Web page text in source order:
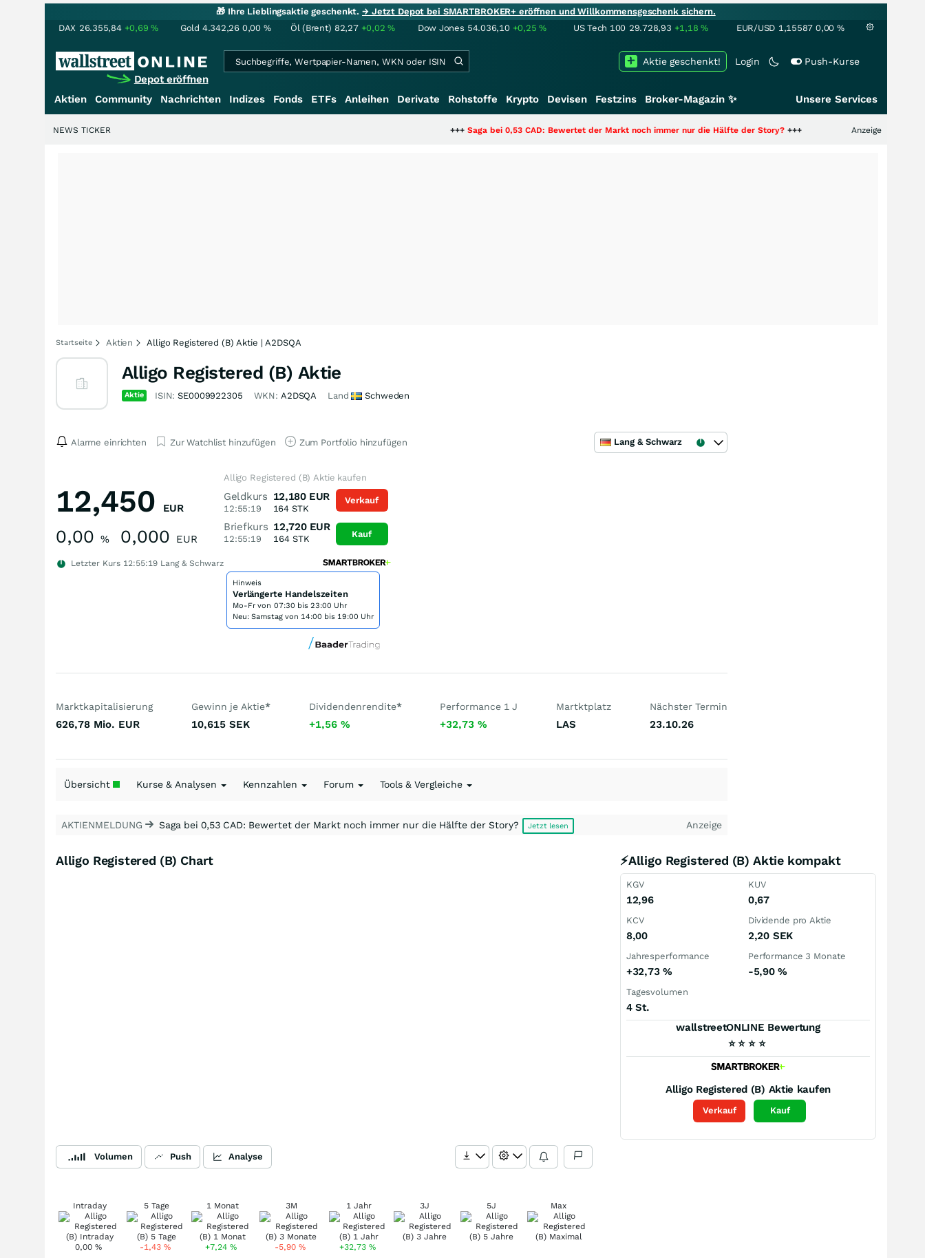
🎁 Ihre Lieblingsaktie geschenkt.→ Jetzt Depot bei SMARTBROKER+ eröffnen und Willkommensgeschenk sichern.
DAX 26.355,84 +0,69% Gold 4.342,26 0,00 % Öl (Brent) 82,27 +0,02% Dow Jones 54.036,10 +0,25% US Tech 100 29.728,93 +1,18% EUR/USD 1,15587 0,00 %
Depot eröffnen
Login Push-Kurse
Aktie geschenkt!
Aktien Community Nachrichten Indizes Fonds ETFs Anleihen Derivate Rohstoffe Krypto Devisen Festzins Broker-Magazin ✨ Unsere Services
Saga bei 0,53 CAD: Bewertet der Markt noch immer nur die Hälfte der Story?+++ Anzeige
NEWS TICKER
Startseite Aktien Alligo Registered (B) Aktie | A2DSQA
Alligo Registered (B) Aktie
Aktie ISIN:SE0009922305 WKN: A2DSQA Land Schweden
Alarme einrichten Zur Watchlist hinzufügen Zum Portfolio hinzufügen Lang & Schwarz
12,450 EUR
0,00 % 0,000 EUR
Letzter Kurs 12:55:19 Lang & Schwarz
Alligo Registered (B) Aktie kaufen
Geldkurs
12:55:19
12,180 EUR
164 STK
Briefkurs
12:55:19
12,720 EUR
164STK
Verkauf
Kauf
Hinweis
Verlängerte Handelszeiten
Mo-Fr von 07:30 bis 23:00 Uhr
Neu: Samstag von 14:00 bis 19:00 Uhr
Marktkapitalisierung
626,78 Mio. EUR
Gewinn je Aktie*
10,615 SEK
Dividendenrendite*
+1,56 %
Performance 1 J
+32,73%
Martktplatz
LAS
Nächster Termin
23.10.26
Übersicht Kurse & Analysen Kennzahlen Forum Tools & Vergleiche
AKTIENMELDUNG Saga bei 0,53 CAD: Bewertet der Markt noch immer nur die Hälfte der Story? Jetzt lesen Anzeige
Alligo Registered (B) Chart
Volumen Push Analyse
Intraday
0,00%
5 Tage
-1,43 %
1 Monat
+7,24%
3M
-5,90 %
1 Jahr
+32,73 %
3J 5J Max
⚡Alligo Registered (B) Aktie kompakt
KGV
12,96
KUV
0,67
KCV
8,00
Dividende pro Aktie
2,20 SEK
Jahresperformance
+32,73 %
Performance 3 Monate
-5,90%
Tagesvolumen
4 St.
wallstreetONLINE Bewertung
⭐ ⭐ ⭐ ⭐
Alligo Registered (B) Aktie kaufen
Verkauf Kauf